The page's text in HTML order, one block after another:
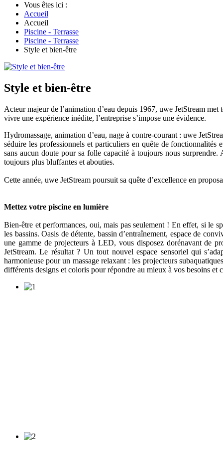
Vous êtes ici :
Accueil
Accueil
Piscine - Terrasse
Piscine - Terrasse
Style et bien-être
Style et bien-être
Acteur majeur de l’animation d’eau depuis 1967, uwe JetStream
vivre une expérience inédite, l’entreprise s’impose une évidence.
Hydromassage, animation d’eau, nage à contre-courant : uwe
séduire les professionnels et particuliers en quête de
sans aucun doute pour sa folle capacité à toujours nous
toujours plus bluffantes et abouties.
Cette année, uwe JetStream poursuit sa quête d’excellence en
Mettez votre piscine en lumière
Bien-être et performances, oui, mais pas seulement ! En effet, si le
les bassins. Oasis de détente, bassin d’entraînement, espace de
une gamme de projecteurs à LED, vous disposez dorénavant de
JetStream. Le résultat ? Un tout nouvel espace sensoriel qui
harmonieuse pour un massage relaxant : les projecteurs
différents designs et coloris pour répondre au mieux à vos besoins et